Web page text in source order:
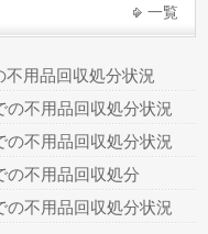
一覧
不用品回収処分状況
の不用品回収処分状況
の不用品回収処分状況
の不用品回収処分
の不用品回収処分状況